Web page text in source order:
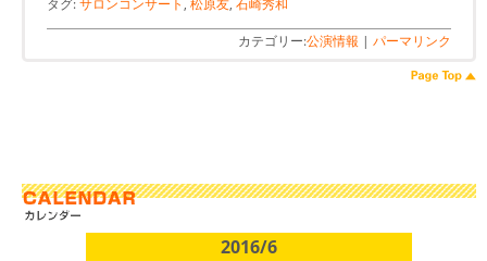
タグ:サロンコンサート , 松原友, 石崎秀和
カテゴリー:公演情報 | パーマリンク
2016/6